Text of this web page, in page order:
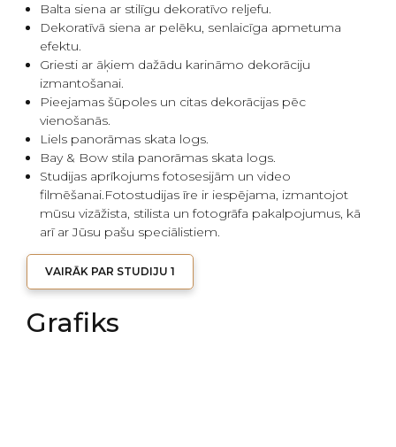
Balta siena ar stilīgu dekoratīvo reljefu.
Dekoratīvā siena ar pelēku, senlaicīga apmetuma
efektu.
Griesti ar āķiem dažādu karināmo dekorāciju
izmantošanai.
Pieejamas šūpoles un citas dekorācijas pēc
vienošanās.
Liels panorāmas skata logs.
Bay & Bow stila panorāmas skata logs.
Studijas aprīkojums fotosesijām un video
filmēšanai.Fotostudijas īre ir iespējama, izmantojot
mūsu vizāžista, stilista un fotogrāfa pakalpojumus, kā
arī ar Jūsu pašu speciālistiem.
VAIRĀK PAR STUDIJU 1
Grafiks